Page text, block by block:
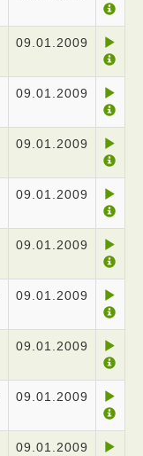
09.01.2009
09.01.2009
09.01.2009
09.01.2009
09.01.2009
09.01.2009
09.01.2009
09.01.2009
09.01.2009